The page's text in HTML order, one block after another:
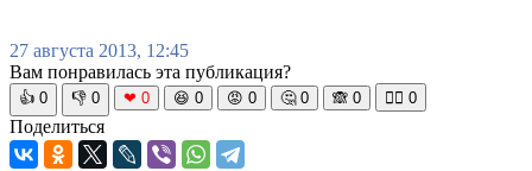
27 августа 2013, 12:45
Вам понравилась эта публикация?
👍 0 👎 0 ❤ 0 😆 0 😡 0 🤔 0 🙈 0 🧘‍♀️ 0
Поделиться